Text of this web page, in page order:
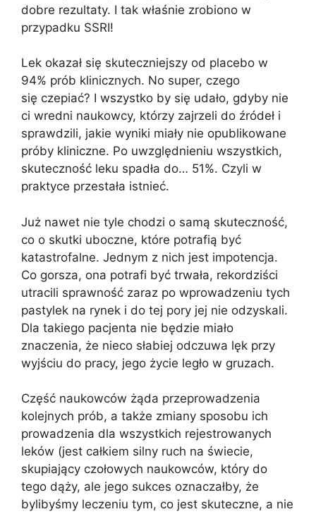
dobre rezultaty. I tak właśnie zrobiono w
przypadku SSRI!
Lek okazał się skuteczniejszy od placebo w
94% prób klinicznych. No super, czego
się czepiać? I wszystko by się udało, gdyby nie
ci wredni naukowcy, którzy zajrzeli do źródeł i
sprawdzili, jakie wyniki miały nie opublikowane
próby kliniczne. Po uwzględnieniu wszystkich,
skuteczność leku spadła do… 51%. Czyli w
praktyce przestała istnieć.
Już nawet nie tyle chodzi o samą skuteczność,
co o skutki uboczne, które potrafią być
katastrofalne. Jednym z nich jest impotencja.
Co gorsza, ona potrafi być trwała, rekordziści
utracili sprawność zaraz po wprowadzeniu tych
pastylek na rynek i do tej pory jej nie odzyskali.
Dla takiego pacjenta nie będzie miało
znaczenia, że nieco słabiej odczuwa lęk przy
wyjściu do pracy, jego życie legło w gruzach.
Część naukowców żąda przeprowadzenia
kolejnych prób, a także zmiany sposobu ich
prowadzenia dla wszystkich rejestrowanych
leków (jest całkiem silny ruch na świecie,
skupiający czołowych naukowców, który do
tego dąży, ale jego sukces oznaczałby, że
bylibyśmy leczeniu tym, co jest skuteczne, a nie